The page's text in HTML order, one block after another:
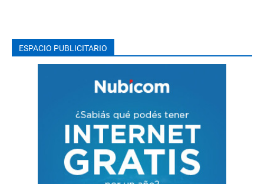
ESPACIO PUBLICITARIO